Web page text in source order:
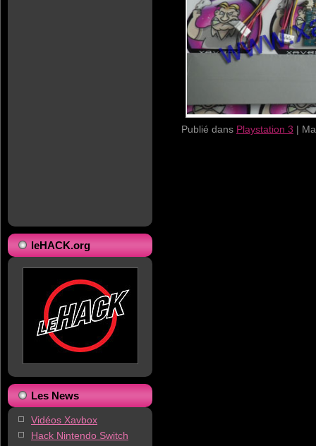
leHACK.org
Les News
Vidéos Xavbox
Hack Nintendo Switch
Publié dans Playstation 3 |